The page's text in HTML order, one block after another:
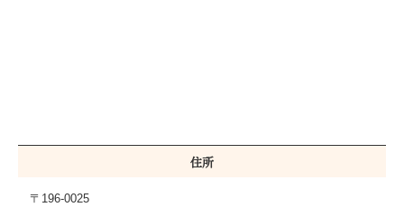
住所
〒196-0025